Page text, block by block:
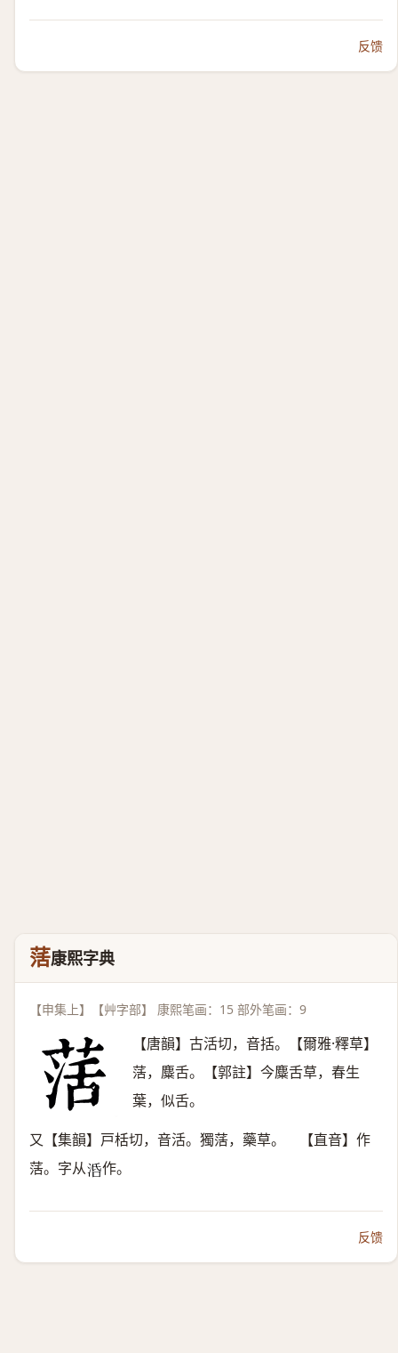
反馈
萿康熙字典
【申集上】【艸字部】 康熙笔画：15 部外笔画：9
【唐韻】古活切，音括。【爾雅·釋草】
萿，麋舌。【郭註】今麋舌草，春生
葉，似舌。
又【集韻】戸栝切，音活。獨萿，藥草。 【直音】作
萿。字从𣴠 作。
反馈